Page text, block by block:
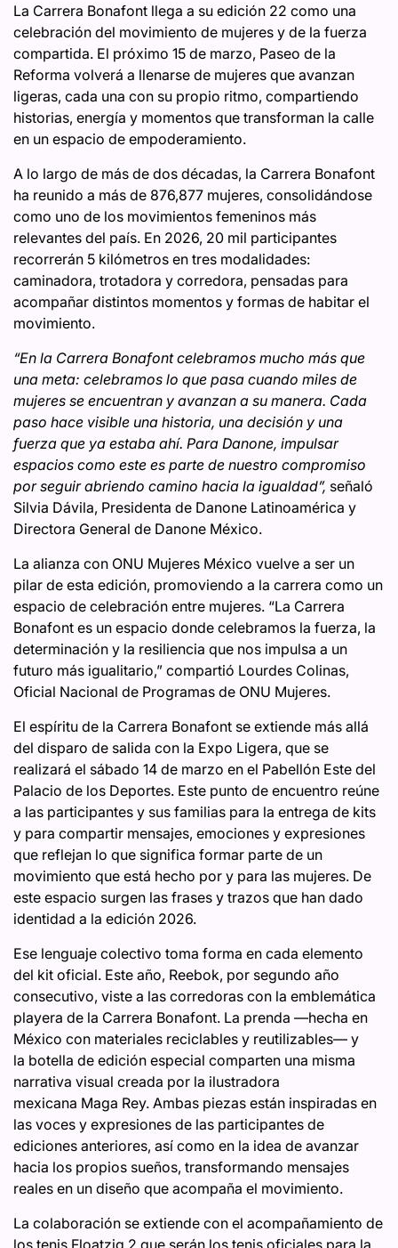
La Carrera Bonafont llega a su edición 22 como una
celebración del movimiento de mujeres y de la fuerza
compartida. El próximo 15 de marzo, Paseo de la
Reforma volverá a llenarse de mujeres que avanzan
ligeras, cada una con su propio ritmo, compartiendo
historias, energía y momentos que transforman la calle
en un espacio de empoderamiento.
A lo largo de más de dos décadas, la Carrera Bonafont
ha reunido a más de 876,877 mujeres, consolidándose
como uno de los movimientos femeninos más
relevantes del país. En 2026, 20 mil participantes
recorrerán 5 kilómetros en tres modalidades:
caminadora, trotadora y corredora, pensadas para
acompañar distintos momentos y formas de habitar el
movimiento.
“En la Carrera Bonafont celebramos mucho más que
una meta: celebramos lo que pasa cuando miles de
mujeres se encuentran y avanzan a su manera. Cada
paso hace visible una historia, una decisión y una
fuerza que ya estaba ahí. Para Danone, impulsar
espacios como este es parte de nuestro compromiso
por seguir abriendo camino hacia la igualdad”, señaló
Silvia Dávila, Presidenta de Danone Latinoamérica y
Directora General de Danone México.
La alianza con ONU Mujeres México vuelve a ser un
pilar de esta edición, promoviendo a la carrera como un
espacio de celebración entre mujeres. “La Carrera
Bonafont es un espacio donde celebramos la fuerza, la
determinación y la resiliencia que nos impulsa a un
futuro más igualitario,” compartió Lourdes Colinas,
Oficial Nacional de Programas de ONU Mujeres.
El espíritu de la Carrera Bonafont se extiende más allá
del disparo de salida con la Expo Ligera, que se
realizará el sábado 14 de marzo en el Pabellón Este del
Palacio de los Deportes. Este punto de encuentro reúne
a las participantes y sus familias para la entrega de kits
y para compartir mensajes, emociones y expresiones
que reflejan lo que significa formar parte de un
movimiento que está hecho por y para las mujeres. De
este espacio surgen las frases y trazos que han dado
identidad a la edición 2026.
Ese lenguaje colectivo toma forma en cada elemento
del kit oficial. Este año, Reebok, por segundo año
consecutivo, viste a las corredoras con la emblemática
playera de la Carrera Bonafont. La prenda —hecha en
México con materiales reciclables y reutilizables— y
la botella de edición especial comparten una misma
narrativa visual creada por la ilustradora
mexicana Maga Rey. Ambas piezas están inspiradas en
las voces y expresiones de las participantes de
ediciones anteriores, así como en la idea de avanzar
hacia los propios sueños, transformando mensajes
reales en un diseño que acompaña el movimiento.
La colaboración se extiende con el acompañamiento de
los tenis Floatzig 2 que serán los tenis oficiales para la